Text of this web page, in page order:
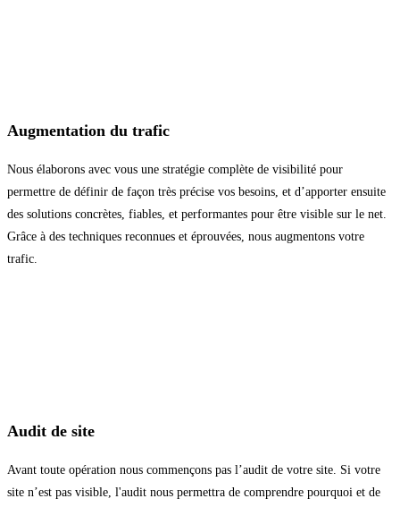
Augmentation du trafic
Nous élaborons avec vous une stratégie complète de visibilité pour
permettre de définir de façon très précise vos besoins, et d’apporter ensuite
des solutions concrètes, fiables, et performantes pour être visible sur le net.
Grâce à des techniques reconnues et éprouvées, nous augmentons votre
trafic.
Audit de site
Avant toute opération nous commençons pas l’audit de votre site. Si votre
site n’est pas visible, l'audit nous permettra de comprendre pourquoi et de